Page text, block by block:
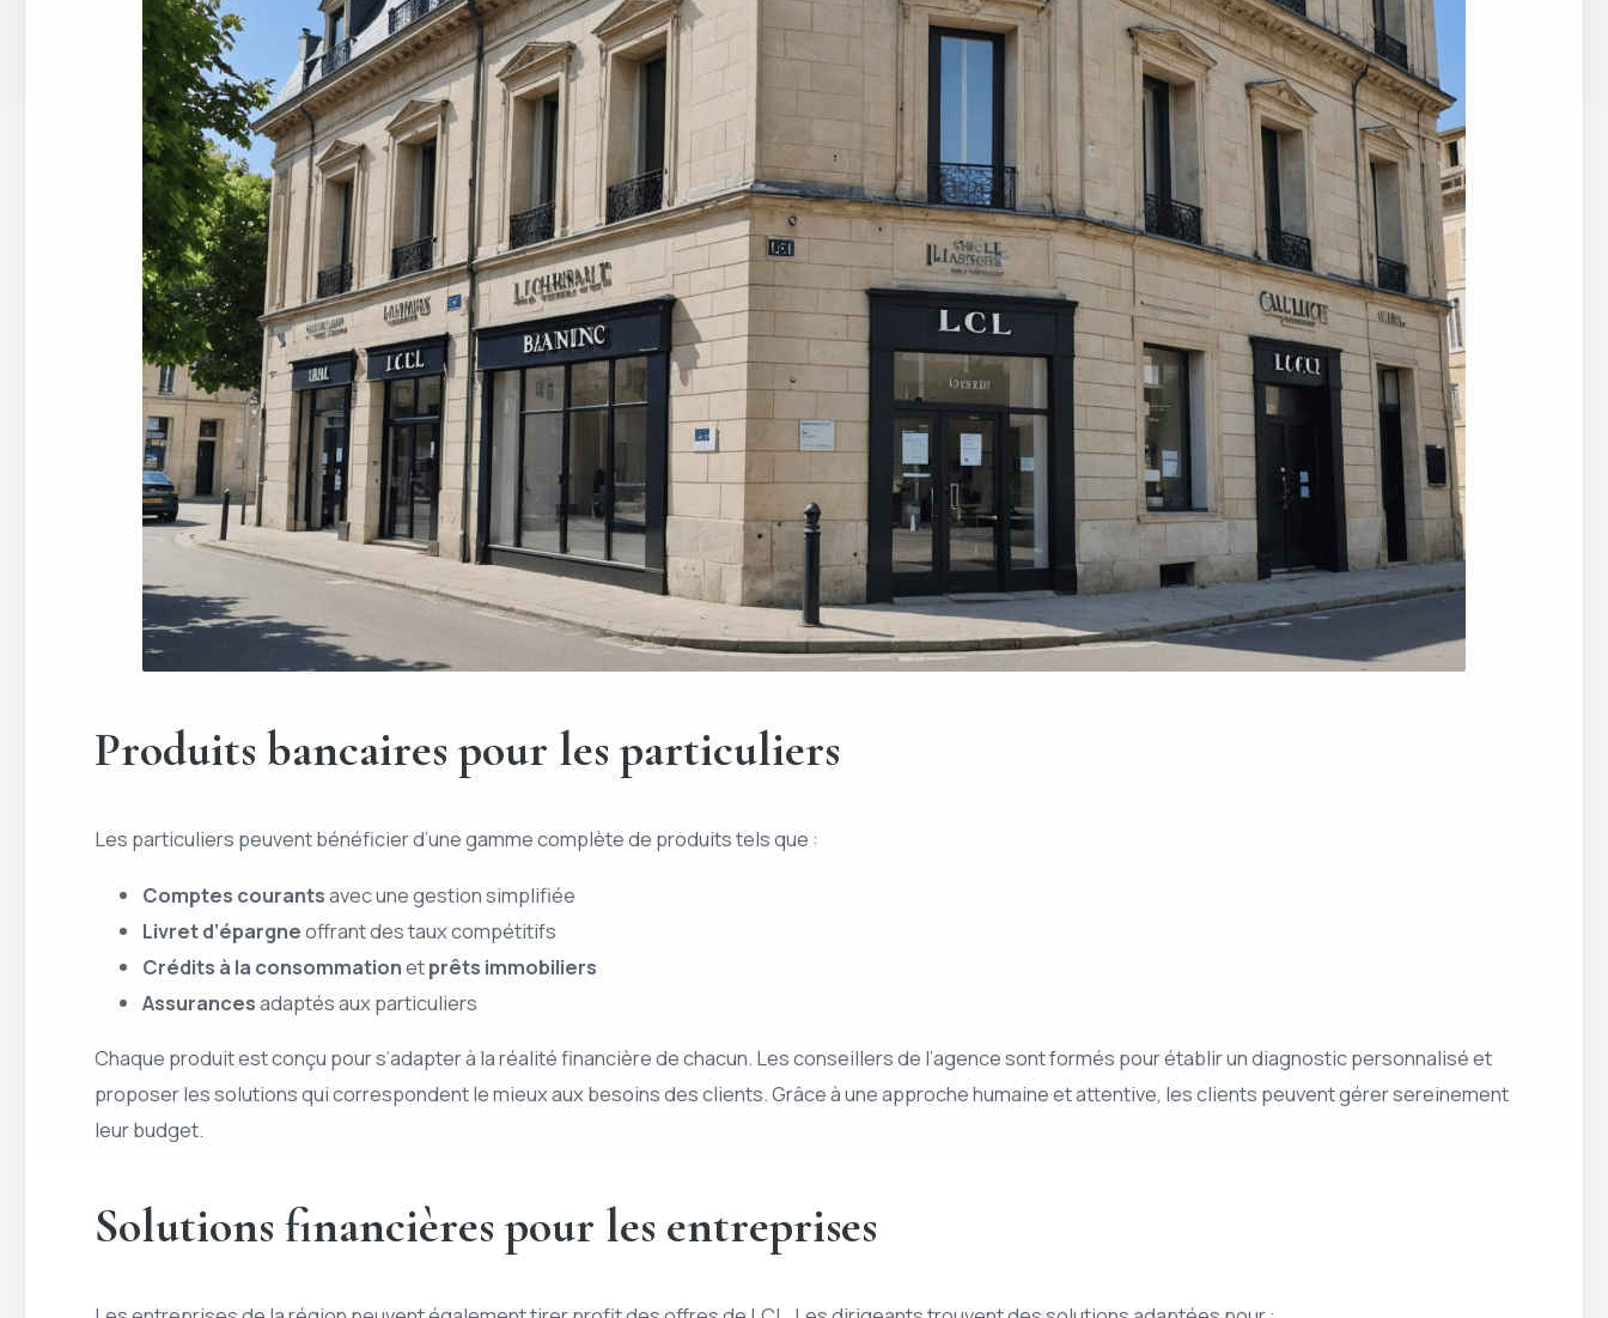
Produits bancaires pour les particuliers
Les particuliers peuvent bénéficier d’une gamme complète de produits tels que :
Comptes courantsavec une gestion simplifiée
Livret d’épargneoffrant des taux compétitifs
Crédits à la consommationetprêts immobiliers
Assurancesadaptés aux particuliers
Chaque produit est conçu pour s’adapter à la réalité financière de chacun. Les conseillers de l’agence sont formés pour établir un diagnostic personnalisé et
proposer les solutions qui correspondent le mieux aux besoins des clients. Grâce à une approche humaine et attentive, les clients peuvent gérer sereinement
leur budget.
Solutions financières pour les entreprises